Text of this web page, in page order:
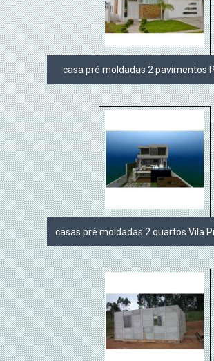
casa pré moldadas 2 pavimentos
casas pré moldadas 2 quartos Vila